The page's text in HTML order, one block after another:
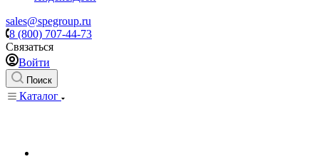
sales@spegroup.ru
8 (800) 707-44-73
Связаться
Войти
Поиск
Каталог